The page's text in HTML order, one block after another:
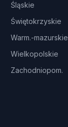
Śląskie
Świętokrzyskie
Warm.-mazurskie
Wielkopolskie
Zachodniopom.